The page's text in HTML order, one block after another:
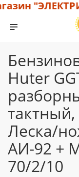
Huter
тактный,
Леска/
АИ-92 +
70/2/10